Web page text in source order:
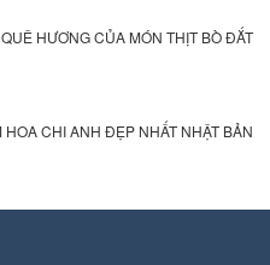
HƯƠNG CỦA MÓN THỊT BÒ ĐẮT
CHI ANH ĐẸP NHẤT NHẬT BẢN